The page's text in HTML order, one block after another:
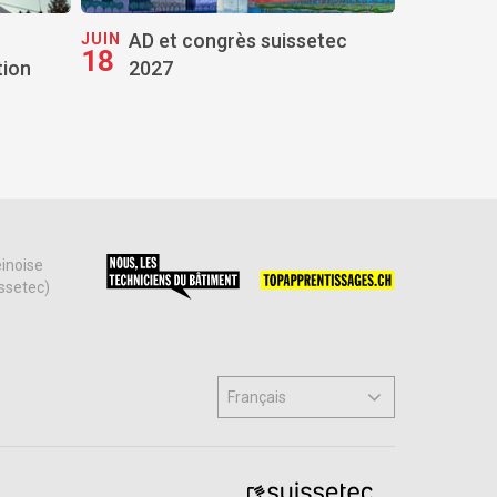
JUIN
18
AD et congrès suissetec
2027